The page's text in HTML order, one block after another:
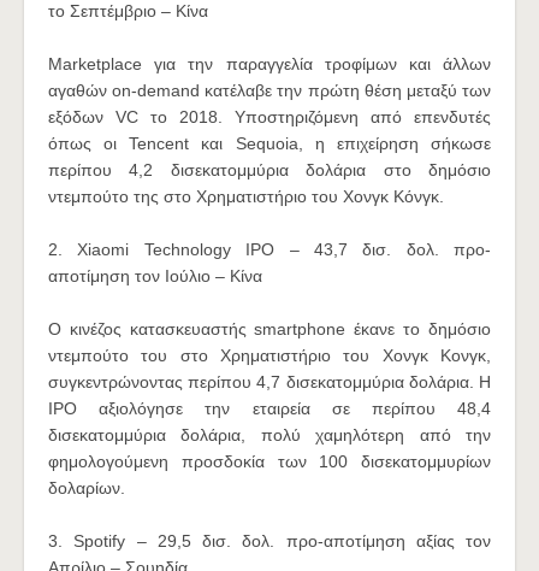
το Σεπτέμβριο – Κίνα
Marketplace για την παραγγελία τροφίμων και άλλων
αγαθών on-demand κατέλαβε την πρώτη θέση μεταξύ των
εξόδων VC το 2018. Υποστηριζόμενη από επενδυτές
όπως οι Tencent και Sequoia, η επιχείρηση σήκωσε
περίπου 4,2 δισεκατομμύρια δολάρια στο δημόσιο
ντεμπούτο της στο Χρηματιστήριο του Χονγκ Κόνγκ.
2. Xiaomi Technology IPO – 43,7 δισ. δολ. προ-
αποτίμηση τον Ιούλιο – Κίνα
Ο κινέζος κατασκευαστής smartphone έκανε το δημόσιο
ντεμπούτο του στο Χρηματιστήριο του Χονγκ Κονγκ,
συγκεντρώνοντας περίπου 4,7 δισεκατομμύρια δολάρια. Η
IPO αξιολόγησε την εταιρεία σε περίπου 48,4
δισεκατομμύρια δολάρια, πολύ χαμηλότερη από την
φημολογούμενη προσδοκία των 100 δισεκατομμυρίων
δολαρίων.
3. Spotify – 29,5 δισ. δολ. προ-αποτίμηση αξίας τον